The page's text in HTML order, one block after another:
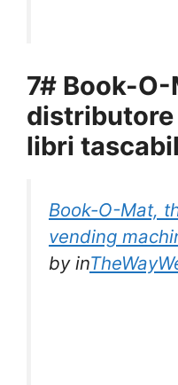
7# Book-
libri
Book-O-Mat,
vending
byin